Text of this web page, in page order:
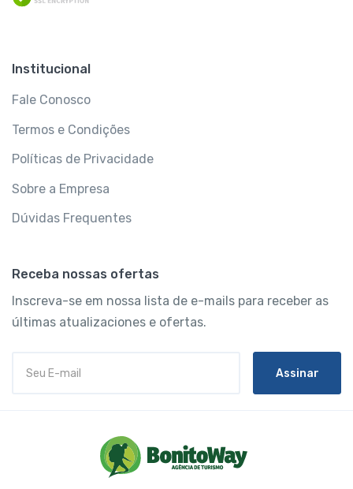
Institucional
Fale Conosco
Termos e Condições
Políticas de Privacidade
Sobre a Empresa
Dúvidas Frequentes
Receba nossas ofertas
Inscreva-se em nossa lista de e-mails para receber as
últimas atualizaciones e ofertas.
Assinar